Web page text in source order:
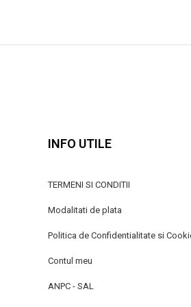
INFO UTILE
TERMENI SI CONDITII
Modalitati de plata
Politica de Confidentialitate si
Contul meu
ANPC - SAL